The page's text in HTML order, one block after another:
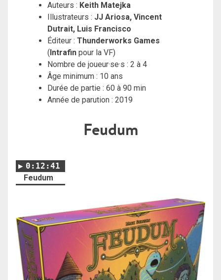
Auteurs : Keith Matejka
Illustrateurs : JJ Ariosa, Vincent
Dutrait, Luis Francisco
Éditeur : Thunderworks Games
(Intrafin pour la VF)
Nombre de joueur·se·s : 2 à 4
Âge minimum : 10 ans
Durée de partie : 60 à 90 min
Année de parution : 2019
Feudum
0:12:41
Feudum